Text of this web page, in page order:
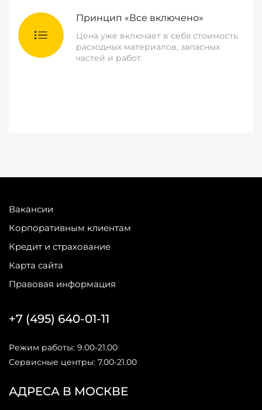
Принцип «Все включено»
Цена уже включает в себя стоимость
расходных материалов, запасных
частей и работ.
Вакансии
Корпоративным клиентам
Кредит и страхование
Карта сайта
Правовая информация
АДРЕСА В МОСКВЕ
+7 (495) 640-01-11
Режим работы: 9.00-21.00
Сервисные центры: 7.00-21.00